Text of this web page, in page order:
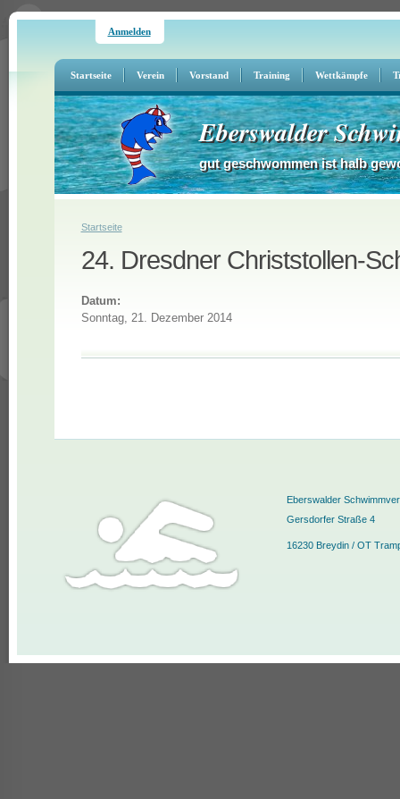
Anmelden
Startseite Verein Vorstand Training Wettkämpfe
Eberswalder
gut geschwommen ist halb
Sie sind hier
Startseite
24. Dresdner Christstollen-
Datum:
Sonntag, 21. Dezember 2014
Eberswalder
Gersdorfer Straße 4
16230 Breydin / OT